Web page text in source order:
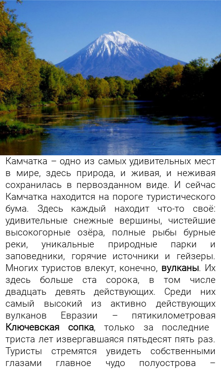
Камчатка – одно из самых удивительных мест
в мире, здесь природа, и живая, и неживая
сохранилась в первозданном виде. И сейчас
Камчатка находится на пороге туристического
бума. Здесь каждый находит что-то своё:
удивительные снежные вершины, чистейшие
высокогорные озёра, полные рыбы бурные
реки, уникальные природные парки и
заповедники, горячие источники и гейзеры.
Многих туристов влекут, конечно, вулканы. Их
здесь больше ста сорока, в том числе
двадцать девять действующих. Среди них
самый высокий из активно действующих
вулканов Евразии – пятикилометровая
Ключевская сопка, только за последние
триста лет извергавшаяся пятьдесят пять раз.
Туристы стремятся увидеть собственными
глазами главное чудо полуострова –